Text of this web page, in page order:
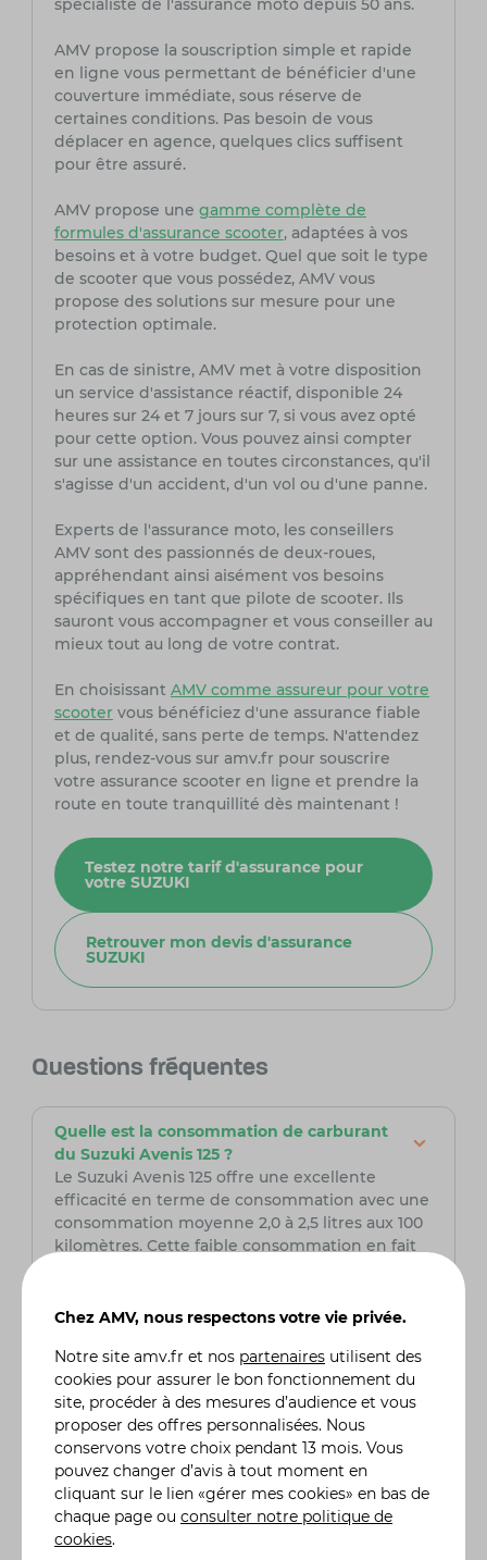
spécialiste de l'assurance moto depuis 50 ans.
AMV propose la souscription simple et rapide
en ligne vous permettant de bénéficier d'une
couverture immédiate, sous réserve de
certaines conditions. Pas besoin de vous
déplacer en agence, quelques clics suffisent
pour être assuré.
AMV propose une gamme complète de
formules d'assurance scooter, adaptées à vos
besoins et à votre budget. Quel que soit le type
de scooter que vous possédez, AMV vous
propose des solutions sur mesure pour une
protection optimale.
En cas de sinistre, AMV met à votre disposition
un service d'assistance réactif, disponible 24
heures sur 24 et 7 jours sur 7, si vous avez opté
pour cette option. Vous pouvez ainsi compter
sur une assistance en toutes circonstances, qu'il
s'agisse d'un accident, d'un vol ou d'une panne.
Experts de l'assurance moto, les conseillers
AMV sont des passionnés de deux-roues,
appréhendant ainsi aisément vos besoins
spécifiques en tant que pilote de scooter. Ils
sauront vous accompagner et vous conseiller au
mieux tout au long de votre contrat.
En choisissant AMV comme assureur pour votre
scootervous bénéficiez d'une assurance fiable
et de qualité, sans perte de temps. N'attendez
plus, rendez-vous sur amv.fr pour souscrire
votre assurance scooter en ligne et prendre la
route en toute tranquillité dès maintenant !
Testez notre tarif d'assurance pour
votre SUZUKI
Retrouver mon devis d'assurance
SUZUKI
Questions fréquentes
Quelle est la consommation de carburant
du Suzuki Avenis 125 ?
Le Suzuki Avenis 125 offre une excellente
efficacité en terme de consommation avec une
consommation moyenne 2,0 à 2,5 litres aux 100
kilomètres. Cette faible consommation en fait
du Suzuki Avenis 125 ?
Le Suzuki Avenis 125 est équipé d'un moteur
monocylindre de 125cm³ offrant une
performance fiable et réactive pour la conduite
en ville. Parmi ses caractéristiques principales,
on trouve un design moderne et sportif, un
éclairage entièrement à LED, un tableau de
bord numérique complet, un espace de
rangement généreux sous la selle pouvant
Chez AMV, nous respectons votre vie privée.
Notre site amv.fr et nos partenaires utilisent des
cookies pour assurer le bon fonctionnement du
site, procéder à des mesures d’audience et vous
proposer des offres personnalisées. Nous
conservons votre choix pendant 13 mois. Vous
pouvez changer d’avis à tout moment en
cliquant sur le lien «gérer mes cookies» en bas de
chaque page ou consulter notre politique de
cookies.